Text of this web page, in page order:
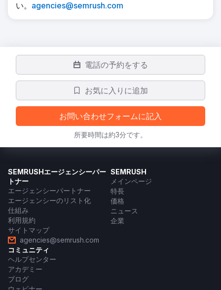
い。 agencies@semrush.com
電話の予約をする
お気に入りに追加
お問い合わせフォームに記入
所要時間は約3分です。
SEMRUSHエージェンシーパー
トナー
エージェンシーパートナー
エージェンシーのリスト化
仕組み
利用規約
サイトマップ
agencies@semrush.com
SEMRUSH
メインページ
特長
価格
ニュース
企業
コミュニティ
ヘルプセンター
アカデミー
ブログ